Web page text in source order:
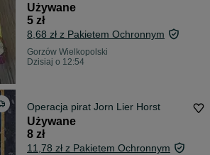
Używane
5 zł
8,68 zł z Pakietem Ochronnym
Gorzów Wielkopolski
Dzisiaj o 12:54
Operacja pirat Jorn Lier Horst
Używane
8 zł
11,78 zł z Pakietem Ochronnym